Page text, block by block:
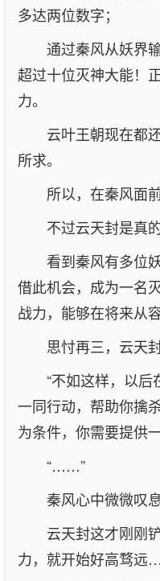
多达两位数字；
通过秦风从妖界
超过十位灭神大能！
力。
云叶王朝现在都
所求。
所以，在秦风面
不过云天封是真
看到秦风有多位
借此机会，成为一名
战力，能够在将来从
思忖再三，云天
“不如这样，以
一同行动，帮助你擒
为条件，你需要提供
“……”
秦风心中微微叹息
云天封这才刚刚
力，就开始好高骛